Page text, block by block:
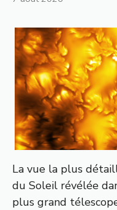
La vue la plus
du Soleil révélée
plus grand